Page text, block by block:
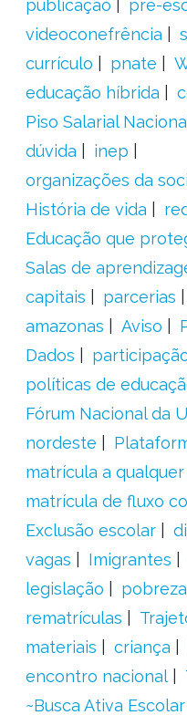
publicação pré-
videoconefrência
currículo
pnate
educação híbrida
Piso Salarial
dúvida
inep
organizações da
História de vida
Educação que
Salas de
capitais
parcerias
amazonas
Aviso
Dados
políticas de
Fórum Nacional da
nordeste
matrícula a
matrícula de fluxo
Exclusão escolar
vagas
Imigrantes
legislação
pobreza
rematrículas
materiais
criança
encontro nacional
~Busca Ativa Escolar